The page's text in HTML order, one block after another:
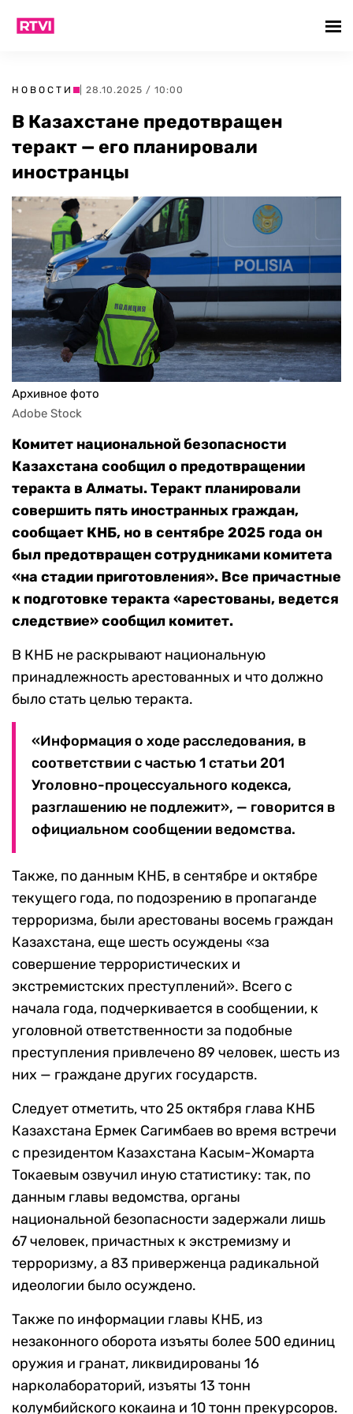
НОВОСТИ | 28.10.2025 / 10:00
В Казахстане предотвращен
теракт — его планировали
иностранцы
Архивное фото
Adobe Stock
Комитет национальной безопасности
Казахстана сообщил о предотвращении
теракта в Алматы. Теракт планировали
совершить пять иностранных граждан,
сообщает КНБ, но в сентябре 2025 года он
был предотвращен сотрудниками комитета
«на стадии приготовления». Все причастные
к подготовке теракта «арестованы, ведется
следствие» сообщил комитет.
В КНБ не раскрывают национальную
принадлежность арестованных и что должно
было стать целью теракта.
«Информация о ходе расследования, в
соответствии с частью 1 статьи 201
Уголовно-процессуального кодекса,
разглашению не подлежит», — говорится в
официальном сообщении ведомства.
Также, по данным КНБ, в сентябре и октябре
текущего года, по подозрению в пропаганде
терроризма, были арестованы восемь граждан
Казахстана, еще шесть осуждены «за
совершение террористических и
экстремистских преступлений». Всего с
начала года, подчеркивается в сообщении, к
уголовной ответственности за подобные
преступления привлечено 89 человек, шесть из
них — граждане других государств.
Следует отметить, что 25 октября глава КНБ
Казахстана Ермек Сагимбаев во время встречи
с президентом Казахстана Касым-Жомарта
Токаевым озвучил иную статистику: так, по
данным главы ведомства, органы
национальной безопасности задержали лишь
67 человек, причастных к экстремизму и
терроризму, а 83 приверженца радикальной
идеологии было осуждено.
Также по информации главы КНБ, из
незаконного оборота изъяты более 500 единиц
оружия и гранат, ликвидированы 16
нарколабораторий, изъяты 13 тонн
колумбийского кокаина и 10 тонн прекурсоров.